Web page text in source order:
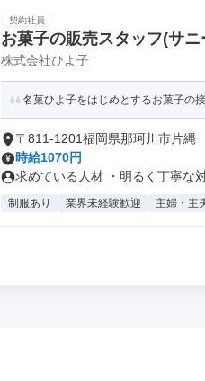
契約社員
お菓子の販売スタッフ(サ
株式会社ひよ子
名菓ひよ子をはじめとするお菓子の
〒811-1201福岡県那珂川市片縄
時給1070円
求めている人材 ・明るく丁寧な
制服あり 業界未経験歓迎 主婦・主